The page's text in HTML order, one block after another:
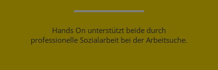
Hands On unterstützt beide durch
professionelle Sozialarbeit bei der Arbeitsuche.